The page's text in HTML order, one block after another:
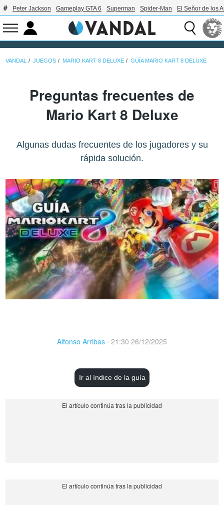
Peter Jackson Gameplay GTA 6 Superman Spider-Man El Señor de los
VANDAL JUEGOS MARIO KART 8 DELUXE GUÍA MARIO KART 8 DELUXE
Preguntas frecuentes de
Mario Kart 8 Deluxe
Algunas dudas frecuentes de los jugadores y su
rápida solución.
Alfonso Arribas · 21:30 26/12/2025
Ir al índice de la guía